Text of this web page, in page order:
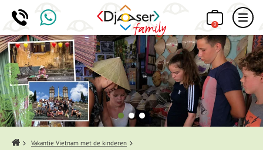
0
Home Vakantie Vietnam met de kinderen